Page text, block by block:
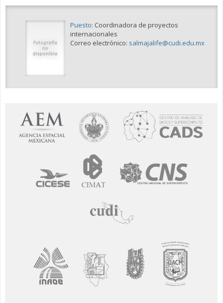
Puesto: Coordinadora de proyectos
internacionales
Correo electrónico: salmajalife@cudi.edu.mx